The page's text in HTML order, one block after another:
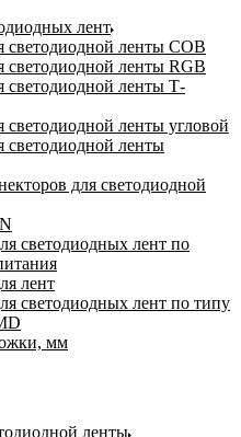
лент
светодиодной ленты COB
светодиодной ленты RGB
светодиодной ленты Т-
светодиодной ленты угловой
светодиодной ленты
для светодиодной
светодиодных лент по
лент
светодиодных лент по типу
мм
ленты